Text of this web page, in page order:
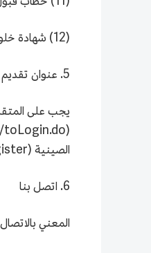
(12) شهادة خلو السوابق.
5. عنوان تقديم الطلب
يجب على
الصينية (https://studyinchina.csc.edu.cn/#/register).
6. اتصل بنا
المعني